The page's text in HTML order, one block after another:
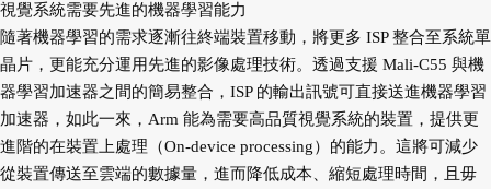
視覺系統需要先進的機器學習能力
隨著機器學習的需求逐漸往終端裝置移動，將更多 ISP 整合至系統單
晶片，更能充分運用先進的影像處理技術。透過支援 Mali-C55 與機
器學習加速器之間的簡易整合，ISP 的輸出訊號可直接送進機器學習
加速器，如此一來，Arm 能為需要高品質視覺系統的裝置，提供更
進階的在裝置上處理（On-device processing）的能力。這將可減少
從裝置傳送至雲端的數據量，進而降低成本、縮短處理時間，且毋